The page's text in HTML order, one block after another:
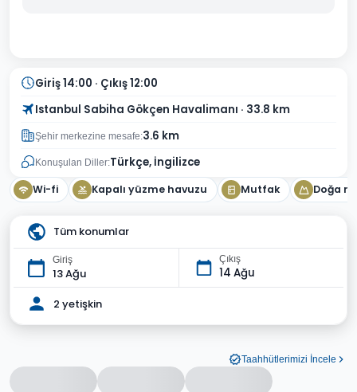
Giriş 14:00 · Çıkış 12:00
Istanbul Sabiha Gökçen Havalimanı · 33.8 km
Şehir merkezine mesafe:3.6 km
Konuşulan Diller:Türkçe, İngilizce
Wi-fi Kapalı yüzme havuzu Mutfak Doğa
Tüm konumlar
Giriş
13 Ağu
Çıkış
14 Ağu
2 yetişkin
Taahhütlerimizi İncele